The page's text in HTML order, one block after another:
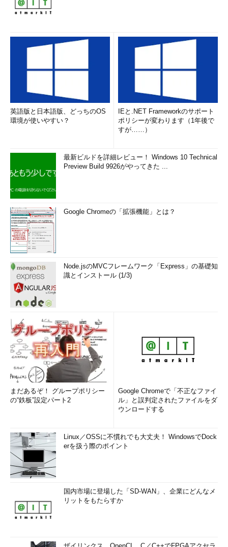
英語版と日本語版、どっちのOS
環境が使いやすい？
IEと.NET Frameworkのサポート
ポリシーが変わります（1年後で
すが……）
最新ビルドを詳細レビュー！ Windows 10 Technical
Preview Build 9926がやってきた ...
Google Chromeの「拡張機能」とは？
Node.jsのMVCフレームワーク「Express」の基礎知
識とインストール (1/3)
まだあるぞ！ グループポリシー
の“鉄板”設定パート2
Google Chromeで「不正なファイ
ル」と誤判定されたファイルをダ
ウンロードする
Linux／OSSに不慣れでも大丈夫！ WindowsでDock
erを扱う際のポイント
国内市場に登場した「SD-WAN」、企業にどんなメ
リットをもたらすか